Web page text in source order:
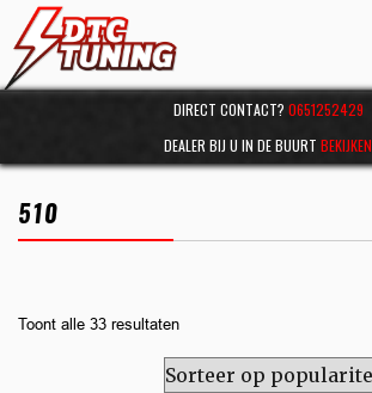
DIRECT CONTACT? 0651252429
DEALER BIJ U IN DE BUURT BEKIJKEN
510
Toont alle 33 resultaten